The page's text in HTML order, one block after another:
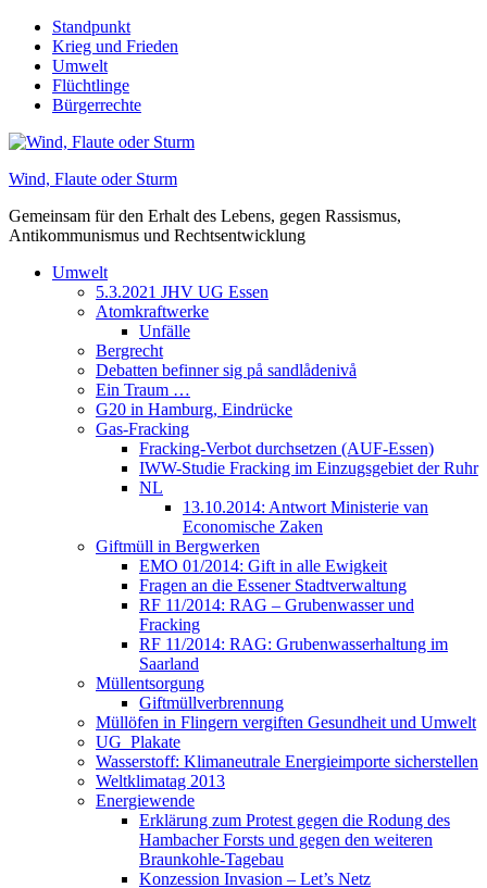
Skip
content
Standpunkt
Krieg und Frieden
Umwelt
Flüchtlinge
Bürgerrechte
Wind, Flaute oder Sturm
Gemeinsam für den Erhalt des Lebens, gegen Rassismus,
Antikommunismus und Rechtsentwicklung
Umwelt
5.3.2021 JHV UG Essen
Atomkraftwerke
Unfälle
Bergrecht
Debatten befinner sig på sandlådenivå
Ein Traum …
G20 in Hamburg, Eindrücke
Gas-Fracking
Fracking-Verbot durchsetzen (AUF-Essen)
IWW-Studie Fracking im Einzugsgebiet der Ruhr
NL
13.10.2014: Antwort Ministerie van
Economische Zaken
Giftmüll in Bergwerken
EMO 01/2014: Gift in alle Ewigkeit
Fragen an die Essener Stadtverwaltung
RF 11/2014: RAG – Grubenwasser und
Fracking
RF 11/2014: RAG: Grubenwasserhaltung im
Saarland
Müllentsorgung
Giftmüllverbrennung
Müllöfen in Flingern vergiften Gesundheit und Umwelt
UG_Plakate
Wasserstoff: Klimaneutrale Energieimporte sicherstellen
Weltklimatag 2013
Energiewende
Erklärung zum Protest gegen die Rodung des
Hambacher Forsts und gegen den weiteren
Braunkohle-Tagebau
Konzession Invasion – Let’s Netz